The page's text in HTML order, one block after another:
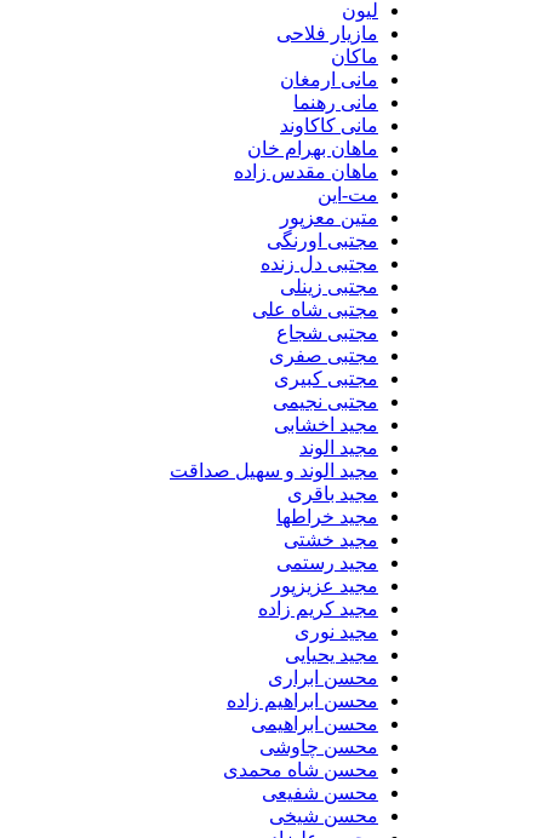
مازیار فلاحی
مانی ارمغان
مانی رهنما
مانی کاکاوند
ماهان بهرام خان
ماهان مقدس زاده
مت-این
متین معزپور
مجتبی اورنگی
مجتبی دل زنده
مجتبی زینلی
مجتبی شاه علی
مجتبی شجاع
مجتبی صفری
مجتبی کبیری
مجتبی نجیمی
مجید اخشابی
مجید الوند‎
مجید الوند و سهیل صداقت
مجید باقری
مجید خراطها
مجید خشتی
مجید رستمی
مجید عزیزپور
مجید کریم زاده
مجید نوری
مجید یحیایی
محسن ابراری
محسن ابراهیم زاده
محسن ابراهیمی
محسن چاوشی
محسن شاه محمدی
محسن شفیعی
محسن شیخی